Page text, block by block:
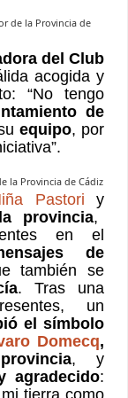
del Club
acogida y
“No tengo
de
equipo, por
Pastori y
provincia,
en el
de
también se
. Tras una
un
el símbolo
Domecq,
, y
agradecido: